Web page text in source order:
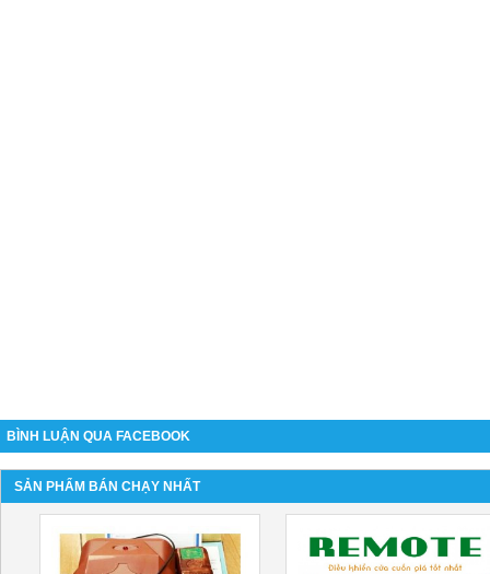
BÌNH LUẬN QUA FACEBOOK
SẢN PHẨM BÁN CHẠY NHẤT